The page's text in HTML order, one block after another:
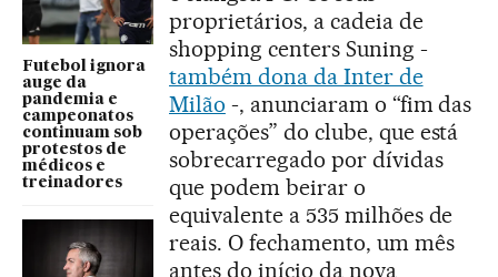
Futebol ignora
auge da
pandemia e
campeonatos
continuam sob
protestos de
médicos e
treinadores
proprietários, a cadeia de
shopping centers Suning -
também dona da Inter de
Milão -, anunciaram o “fim das
operações” do clube, que está
sobrecarregado por dívidas
que podem beirar o
equivalente a 535 milhões de
reais. O fechamento, um mês
antes do início da nova